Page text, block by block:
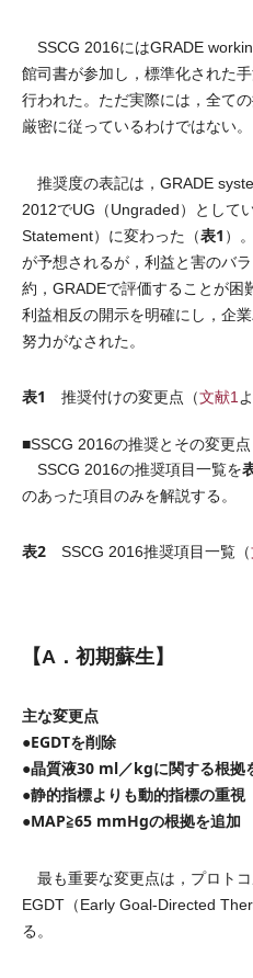
SSCG 2016にはGRADE
館司書が参加し，標準化された
行われた。ただ実際には，全て
厳密に従っているわけではない。
推奨度の表記は，GRADE
2012でUG（Ungraded）として
Statement）に変わった（表1 ）
が予想されるが，利益と害のバ
約，GRADEで評価することが困
利益相反の開示を明確にし，企
努力がなされた。
表1 推奨付けの変更点（文献1
■SSCG 2016の推奨とその変更点
SSCG 2016の推奨項目一覧を
のあった項目のみを解説する。
表2 SSCG 2016推奨項目一覧（
【A．初期蘇生】
主な変更点
●EGDTを削除
●晶質液30 ml／kgに関する根拠
●静的指標よりも動的指標の重視
●MAP≧65 mmHgの根拠を追加
最も重要な変更点は，プロト
EGDT（Early Goal-Directed
る。